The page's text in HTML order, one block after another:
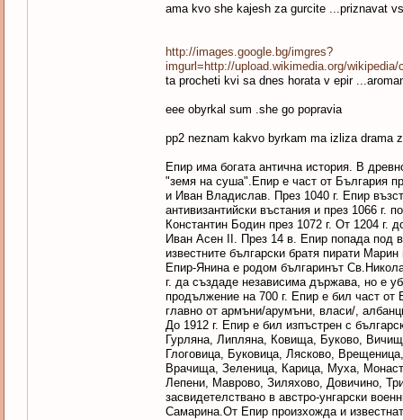
ama kvo she kajesh za gurcite ...priznavat
http://images.google.bg/imgres?
imgurl=http://upload.wikimedia.org/
ta procheti kvi sa dnes horata v epir
eee obyrkal sum .she go popravia
pp2 neznam kakvo byrkam ma izliza drama
Епир има богата антична история. В
"земя на суша".Епир е част от България
и Иван Владислав. През 1040 г. Епир
антивизантийски въстания и през 1066 г.
Константин Бодин през 1072 г. От 1204 г.
Иван Асен II. През 14 в. Епир попада под
известните български братя пирати
Епир-Янина е родом българинът
г. да създаде независима държава, но е
продължение на 700 г. Епир е бил част от
главно от армъни/арумъни, власи/,
До 1912 г. Епир е бил изпъстрен с
Гурляна, Липляна, Ковища, Буково,
Глоговица, Буковица, Лясково,
Врачища, Зеленица, Карица, Муха,
Лепени, Маврово, Зиляхово, Довичино,
засвидетелствано в австро-унгарски
Самарина.От Епир произхожда и